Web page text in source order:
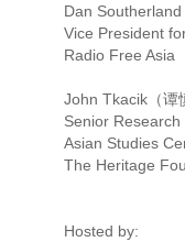
Dan Southerland
Vice President
Radio Free Asia
John Tkacik（谭
Senior Research
Asian Studies
The Heritage
Hosted by: